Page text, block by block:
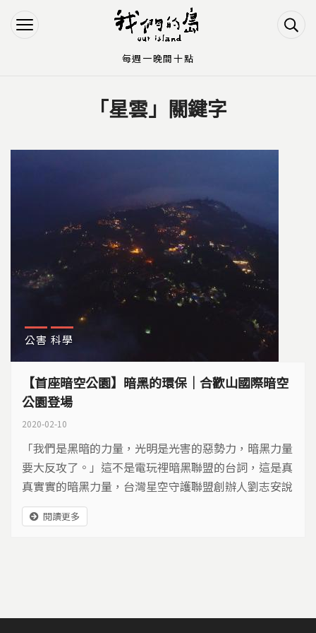
Jump to Navigation
Jump to Main content
「星雲」關鍵字
公害 科學
【首座暗空公園】暗黑的環保｜合歡山國際暗空
公園登場
2020-02-10
「我們是黑暗的力量，光明是光害的惡勢力，暗黑力量
要大反攻了。」這不是電玩裡暗黑聯盟的台詞，這是真
真實實的暗黑力量，台灣星空守護聯盟創辦人劉志安說
的。
閱讀更多
每週一晚間十點